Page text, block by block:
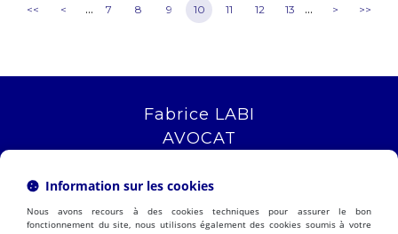
<< < ... 7 8 9 10 11 12 13 ... > >>
Fabrice LABI
AVOCAT
13006 MARSEILLE
NOUS LOCALISER
Information sur les cookies
Nous avons recours à des cookies techniques pour assurer le bon
fonctionnement du site, nous utilisons également des cookies soumis à votre